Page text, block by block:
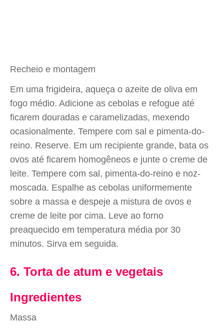
Recheio e montagem
Em uma frigideira, aqueça o azeite de oliva em
fogo médio. Adicione as cebolas e refogue até
ficarem douradas e caramelizadas, mexendo
ocasionalmente. Tempere com sal e pimenta-do-
reino. Reserve. Em um recipiente grande, bata os
ovos até ficarem homogêneos e junte o creme de
leite. Tempere com sal, pimenta-do-reino e noz-
moscada. Espalhe as cebolas uniformemente
sobre a massa e despeje a mistura de ovos e
creme de leite por cima. Leve ao forno
preaquecido em temperatura média por 30
minutos. Sirva em seguida.
6. Torta de atum e vegetais
Ingredientes
Massa